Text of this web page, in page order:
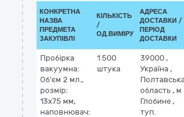
КОНКРЕТНА
НАЗВА
ПРЕДМЕТА
ЗАКУПІВЛІ
КІЛЬКІСТЬ
/
ОД.ВИМІРУ
АДРЕСА
ДОСТАВКИ /
ПЕРІОД
ДОСТАВКИ
Пробірка
вакуумна:
Об'єм 2 мл.,
розмір:
13х75 мм,
наповнювач:
1 500
штука
39000 ,
Україна ,
область , м
Глобине ,
туп.